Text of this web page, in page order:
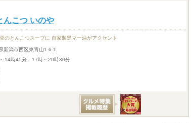
んこつ いのや
のとんこつスープに 自家製黒マー油がアクセント
新潟市西区東青山1-6-1
14時45分、17時～20時30分